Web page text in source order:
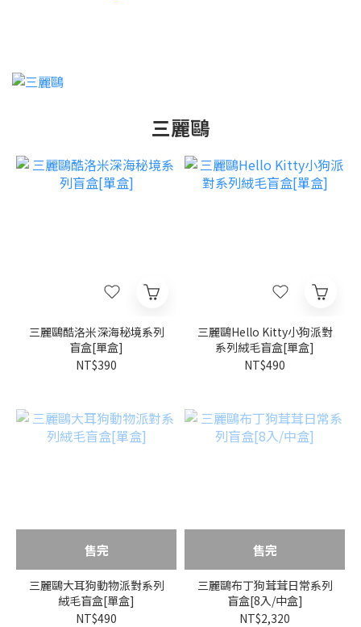
三麗鷗
三麗鷗酷洛米深海秘境系列
盲盒[單盒]
NT$390
三麗鷗Hello Kitty小狗派對
系列絨毛盲盒[單盒]
NT$490
售完
三麗鷗大耳狗動物派對系列
絨毛盲盒[單盒]
NT$490
售完
三麗鷗布丁狗茸茸日常系列
盲盒[8入/中盒]
NT$2,320